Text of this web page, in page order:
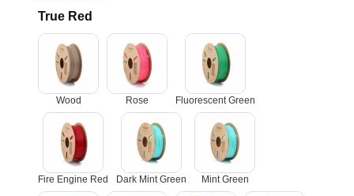
True Red
Wood Rose Fluorescent Green
Fire Engine Red Dark Mint Green Mint Green